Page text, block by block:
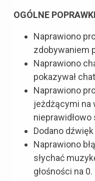
OGÓLNE
Naprawiono
zdobywaniem
Naprawiono
pokazywał
Naprawiono
jeżdżącymi na
nieprawidłowo
Dodano
Naprawiono
słychać
głośności na 0.